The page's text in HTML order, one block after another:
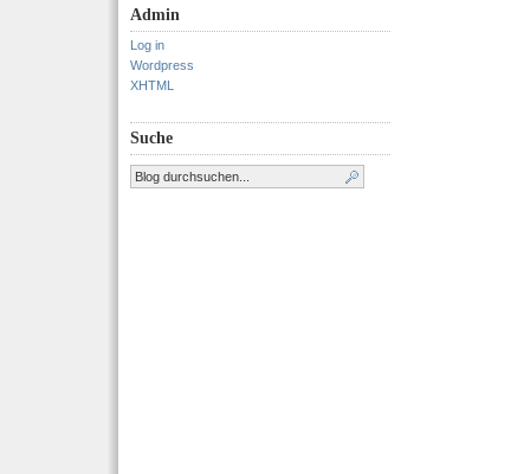
Admin
Log in
Wordpress
XHTML
Suche